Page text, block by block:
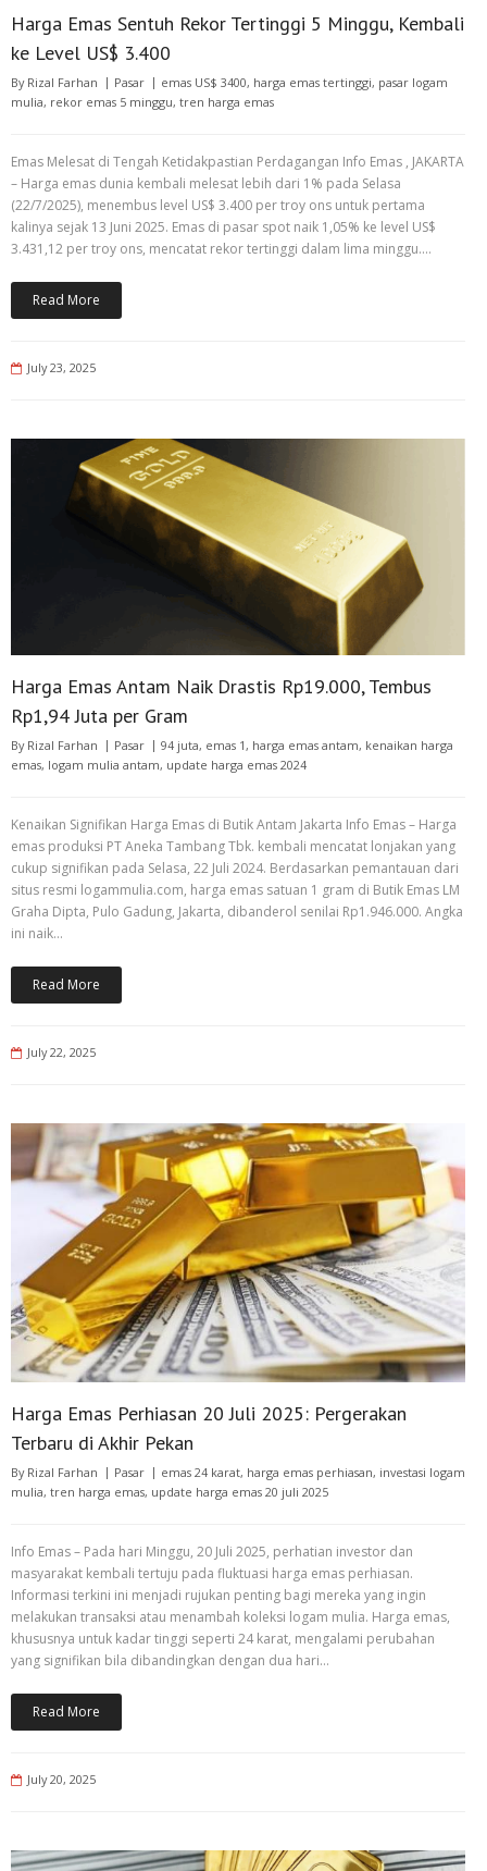
Harga Emas Sentuh Rekor Tertinggi 5 Minggu, Kembali
ke Level US$ 3.400
By Rizal Farhan Pasar emas US$ 3400, harga emas tertinggi, pasar logam
mulia, rekor emas 5 minggu, tren harga emas
Emas Melesat di Tengah Ketidakpastian Perdagangan Info Emas , JAKARTA
– Harga emas dunia kembali melesat lebih dari 1% pada Selasa
(22/7/2025), menembus level US$ 3.400 per troy ons untuk pertama
kalinya sejak 13 Juni 2025. Emas di pasar spot naik 1,05% ke level US$
3.431,12 per troy ons, mencatat rekor tertinggi dalam lima minggu.…
Read More
July 23, 2025
Harga Emas Antam Naik Drastis Rp19.000, Tembus
Rp1,94 Juta per Gram
By Rizal Farhan Pasar 94 juta, emas 1 , harga emas antam, kenaikan harga
emas, logam mulia antam, update harga emas 2024
Kenaikan Signifikan Harga Emas di Butik Antam Jakarta Info Emas – Harga
emas produksi PT Aneka Tambang Tbk. kembali mencatat lonjakan yang
cukup signifikan pada Selasa, 22 Juli 2024. Berdasarkan pemantauan dari
situs resmi logammulia.com, harga emas satuan 1 gram di Butik Emas LM
Graha Dipta, Pulo Gadung, Jakarta, dibanderol senilai Rp1.946.000. Angka
ini naik…
Read More
July 22, 2025
Harga Emas Perhiasan 20 Juli 2025: Pergerakan
Terbaru di Akhir Pekan
By Rizal Farhan Pasar emas 24 karat, harga emas perhiasan, investasi logam
mulia, tren harga emas, update harga emas 20 juli 2025
Info Emas – Pada hari Minggu, 20 Juli 2025, perhatian investor dan
masyarakat kembali tertuju pada fluktuasi harga emas perhiasan.
Informasi terkini ini menjadi rujukan penting bagi mereka yang ingin
melakukan transaksi atau menambah koleksi logam mulia. Harga emas,
khususnya untuk kadar tinggi seperti 24 karat, mengalami perubahan
yang signifikan bila dibandingkan dengan dua hari…
Read More
July 20, 2025